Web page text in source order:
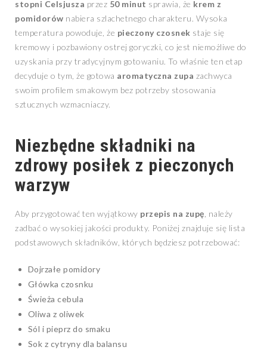
stopni Celsjusza przez 50 minut sprawia, że krem z
pomidorów nabiera szlachetnego charakteru. Wysoka
temperatura powoduje, że pieczony czosnek staje się
kremowy i pozbawiony ostrej goryczki, co jest niemożliwe do
uzyskania przy tradycyjnym gotowaniu. To właśnie ten etap
decyduje o tym, że gotowa aromatyczna zupa zachwyca
swoim profilem smakowym bez potrzeby stosowania
sztucznych wzmacniaczy.
Niezbędne składniki na
zdrowy posiłek z pieczonych
warzyw
Aby przygotować ten wyjątkowy przepis na zupę , należy
zadbać o wysokiej jakości produkty. Poniżej znajduje się lista
podstawowych składników, których będziesz potrzebować:
Dojrzałe pomidory
Główka czosnku
Świeża cebula
Oliwa z oliwek
Sól i pieprz do smaku
Sok z cytryny dla balansu